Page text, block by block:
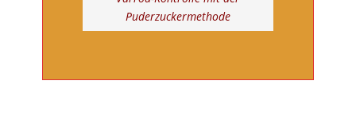
Puderzuckermethode